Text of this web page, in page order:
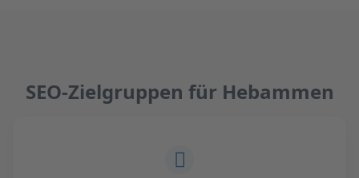
SEO-Zielgruppen für Hebammen